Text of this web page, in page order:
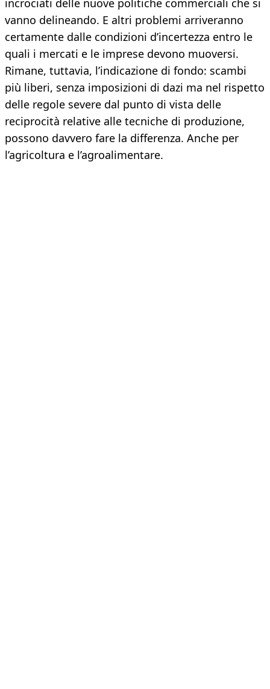
incrociati delle nuove politiche commerciali che si
vanno delineando. E altri problemi arriveranno
certamente dalle condizioni d’incertezza entro le
quali i mercati e le imprese devono muoversi.
Rimane, tuttavia, l’indicazione di fondo: scambi
più liberi, senza imposizioni di dazi ma nel rispetto
delle regole severe dal punto di vista delle
reciprocità relative alle tecniche di produzione,
possono davvero fare la differenza. Anche per
l’agricoltura e l’agroalimentare.